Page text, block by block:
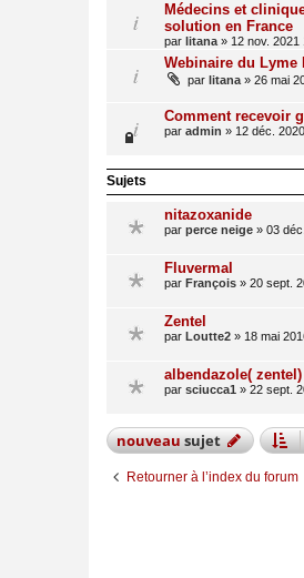
Médecins et
solution en France
par litana » 12 nov. 2021
Webinaire du Lyme
par litana » 26 mai
Comment recevoir
par admin » 12 déc.
Sujets
nitazoxanide
par perce neige » 03
Fluvermal
par François » 20 sept.
Zentel
par Loutte2 » 18 mai
albendazole(
par sciucca1 » 22 sept.
nouveausujet
Retourner à l’index du forum